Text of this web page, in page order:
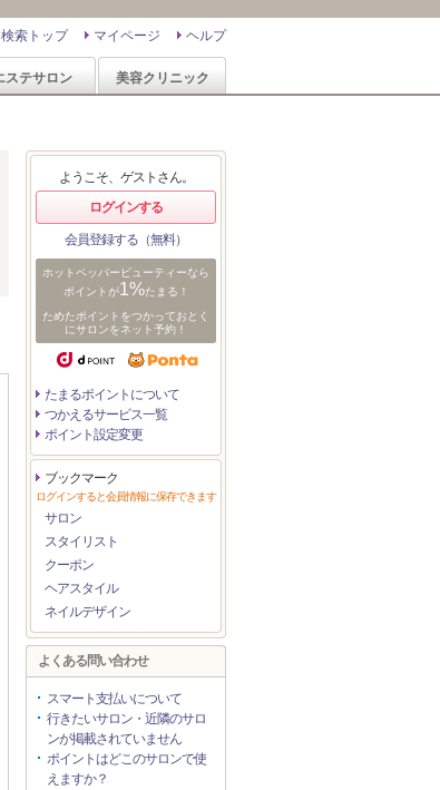
ヘルプ
マイページ
索トップ
ステサロン 美容クリニック
ようこそ、ゲストさん。
ログインする
会員登録する（無料）
ホットペッパービューティーなら
ポイントが1%たまる！
ためたポイントをつかっておとく
にサロンをネット予約！
たまるポイントについて
つかえるサービス一覧
ポイント設定変更
ブックマーク
ログインすると会員情報に保存できます
サロン
スタイリスト
クーポン
ヘアスタイル
ネイルデザイン
よくある問い合わせ
スマート支払いについて
行きたいサロン・近隣のサロ
ンが掲載されていません
ポイントはどこのサロンで使
えますか？